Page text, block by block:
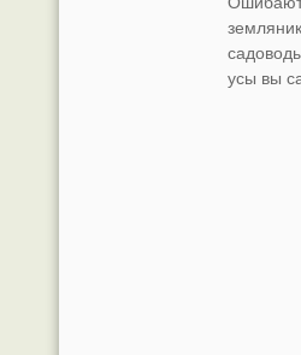
усы вы